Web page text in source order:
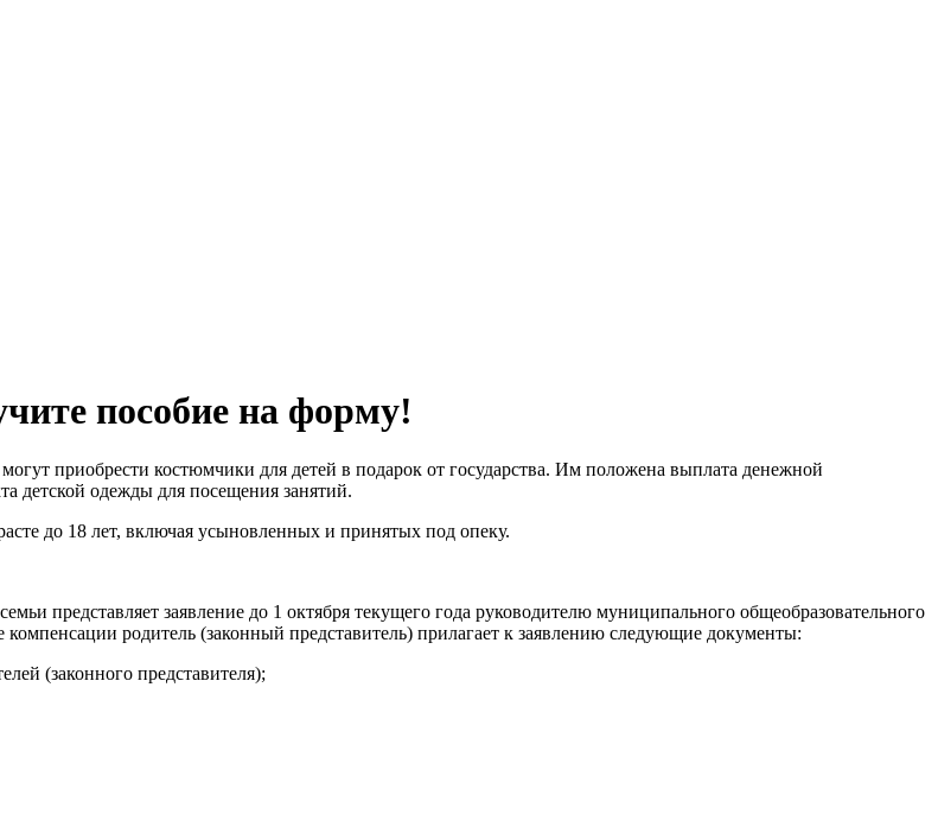
пособие на форму!
приобрести костюмчики для детей в подарок от государства. Им положена выплата денежной
детской одежды для посещения занятий.
до 18 лет, включая усыновленных и принятых под опеку.
представляет заявление до 1 октября текущего года руководителю муниципального общеобразовательного
родитель (законный представитель) прилагает к заявлению следующие документы:
(законного представителя);